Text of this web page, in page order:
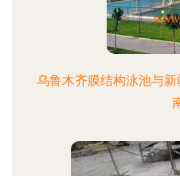
乌鲁木齐膜结构泳池与